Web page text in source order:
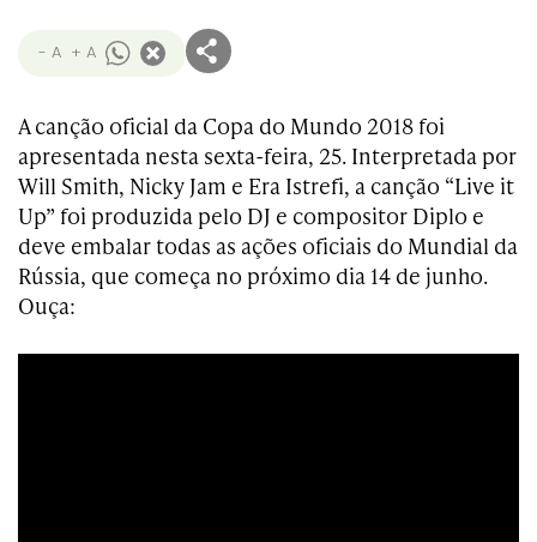
- A + A
A canção oficial da Copa do Mundo 2018 foi
apresentada nesta sexta-feira, 25. Interpretada por
Will Smith, Nicky Jam e Era Istrefi, a canção “Live it
Up” foi produzida pelo DJ e compositor Diplo e
deve embalar todas as ações oficiais do Mundial da
Rússia, que começa no próximo dia 14 de junho.
Ouça: